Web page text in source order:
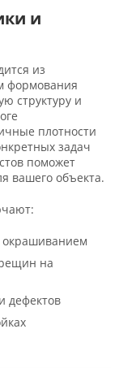
и
из
формования
структуру и
плотности
задач
поможет
вашего объекта.
окрашиванием
на
дефектов